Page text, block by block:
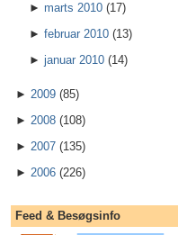
►marts 2010 (17)
►februar 2010 (13)
►januar 2010 (14)
► 2009 (85)
► 2008 (108)
► 2007 (135)
► 2006 (226)
Feed & Besøgsinfo